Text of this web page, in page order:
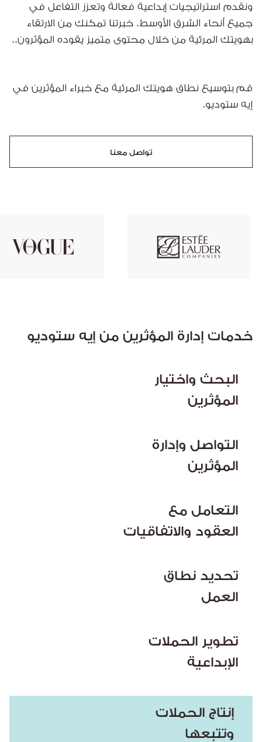
ونقدم استراتيجيات إبداعية فعالة وتعزز التفاعل في
جميع أنحاء الشرق الأوسط. خبرتنا تمكنك من الارتقاء
بهويتك المرئية من خلال محتوى متميز يقوده المؤثرون..
قم بتوسيع نطاق هويتك المرئية مع خبراء المؤثرين في
إيه ستوديو.
تواصل معنا
خدمات إدارة المؤثرين من إيه ستوديو
البحث واختيار
المؤثرين
التواصل وإدارة
المؤثرين
التعامل مع
العقود والاتفاقيات
تحديد نطاق
العمل
تطوير الحملات
الإبداعية
إنتاج الحملات
وتتبعها